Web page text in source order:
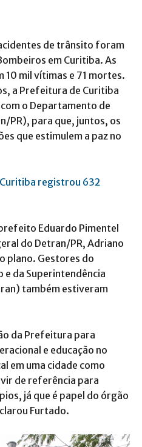
de trânsito foram
em Curitiba. As
mil vítimas e 71 mortes.
a Prefeitura de Curitiba
o Departamento de
PR), para que, juntos, os
que estimulem a paz no
registrou 632
Eduardo Pimentel
do Detran/PR, Adriano
plano. Gestores do
da Superintendência
também estiveram
da Prefeitura para
e educação no
em uma cidade como
de referência para
já que é papel do órgão
Furtado.